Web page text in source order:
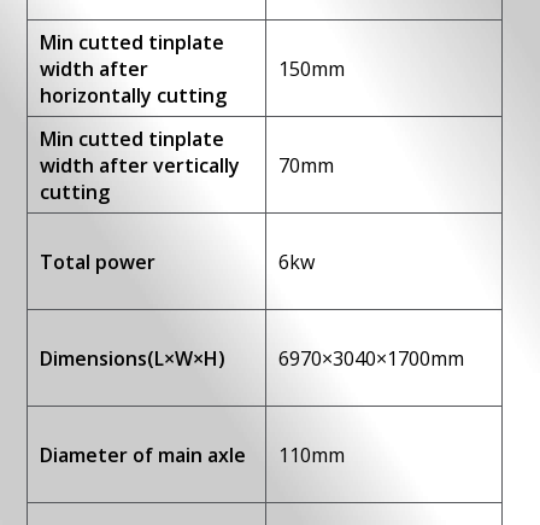
Baixar arquivo do produto
Min cutted tinplate
width after
horizontally cutting
Min cutted tinplate
width after vertically
cutting
Total power
Dimensions(L×W×H)
Diameter of main axle
150mm
70mm
6kw
6970×3040×1700mm
110mm